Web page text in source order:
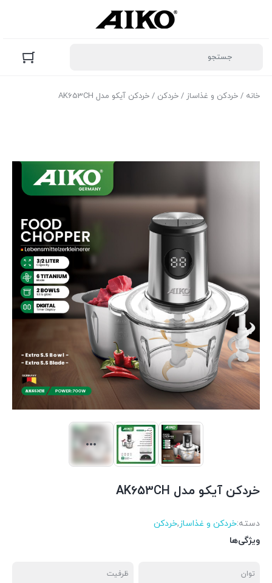
خانه / خردکن و غذاساز / خردکن / خردکن آیکو مدل AK653CH
خردکن آیکو مدل AK653CH
دسته:خردکن و غذاساز,خردکن
ویژگی‌ها
توان ظرفیت